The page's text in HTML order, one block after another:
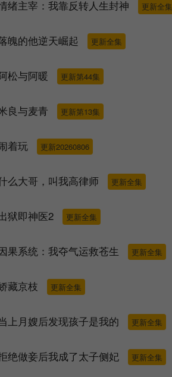
绪主宰：我靠反转人生封神 更新全集
魄的他逆天崛起 更新全集
松与阿暖 更新第44集
良与麦青 更新第13集
着玩 更新20260806
么大哥，叫我高律师 更新全集
狱即神医2 更新全集
果系统：我夺气运救苍生 更新全集
藏京枝 更新全集
上月嫂后发现孩子是我的 更新全集
绝做妾后我成了太子侧妃 更新全集